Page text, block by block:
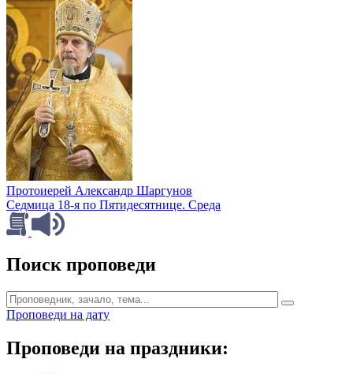
Протоиерей Александр Шаргунов
Седмица 18-я по Пятидесятнице. Среда
Поиск проповеди
Проповеди на дату
Проповеди на праздники: